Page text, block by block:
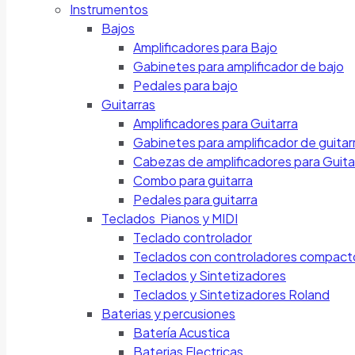
Instrumentos
Bajos
Amplificadores para Bajo
Gabinetes para amplificador de bajo
Pedales para bajo
Guitarras
Amplificadores para Guitarra
Gabinetes para amplificador de
Cabezas de amplificadores para
Combo para guitarra
Pedales para guitarra
Teclados Pianos y MIDI
Teclado controlador
Teclados con controladores
Teclados y Sintetizadores
Teclados y Sintetizadores Roland
Baterias y percusiones
Batería Acustica
Baterias Electricas